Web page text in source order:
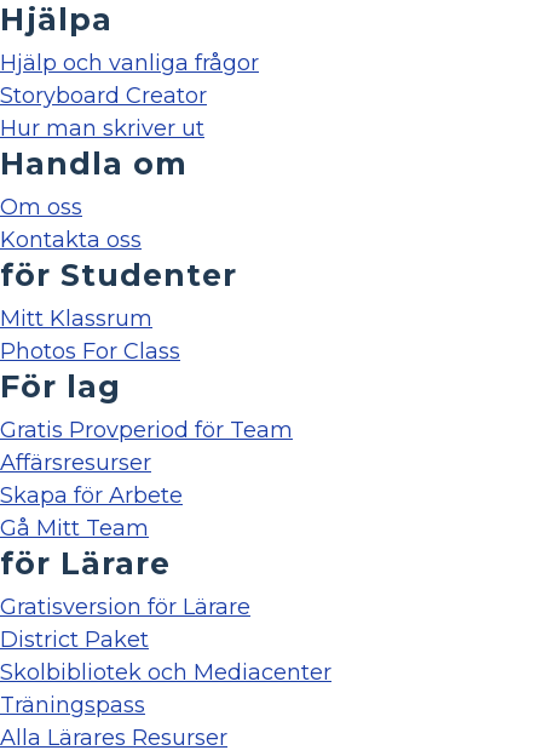
Hjälpa
Hjälp och vanliga frågor
Storyboard Creator
Hur man skriver ut
Handla om
Om oss
Kontakta oss
för Studenter
Mitt Klassrum
Photos For Class
För lag
Gratis Provperiod för Team
Affärsresurser
Skapa för Arbete
Gå Mitt Team
för Lärare
Gratisversion för Lärare
District Paket
Skolbibliotek och Mediacenter
Träningspass
Alla Lärares Resurser